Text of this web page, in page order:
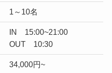
1～10名
IN 15:00~21:00
OUT 10:30
34,000円~